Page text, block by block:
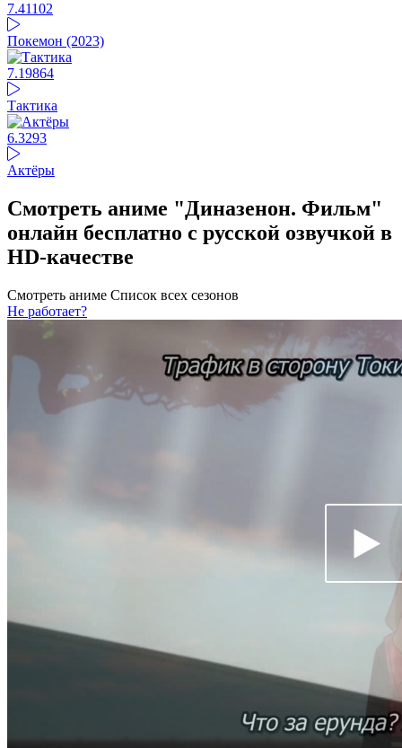
7.41102
Покемон (2023)
7.19864
Тактика
6.3293
Актёры
Смотреть аниме "Диназенон. Фильм"
онлайн бесплатно с русской озвучкой в
HD-качестве
Смотреть аниме Список всех сезонов
Не работает?